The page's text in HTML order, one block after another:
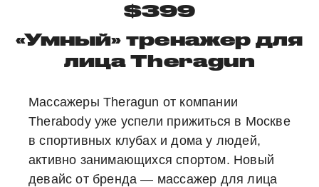
$399
«Умный» тренажер для
лица Theragun
Массажеры Theragun от компании
Therabody уже успели прижиться в Москве
в спортивных клубах и дома у людей,
активно занимающихся спортом. Новый
девайс от бренда — массажер для лица